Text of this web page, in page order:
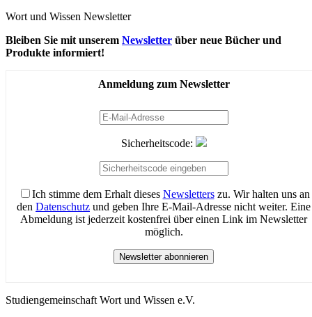
Wort und Wissen Newsletter
Bleiben Sie mit unserem Newsletter über neue Bücher und
Produkte informiert!
Anmeldung zum Newsletter
Sicherheitscode:
Ich stimme dem Erhalt dieses Newsletterszu. Wir halten uns an
den Datenschutz und geben Ihre E-Mail-Adresse nicht weiter. Eine
Abmeldung ist jederzeit kostenfrei über einen Link im Newsletter
möglich.
Newsletter abonnieren
Studiengemeinschaft Wort und Wissen e.V.